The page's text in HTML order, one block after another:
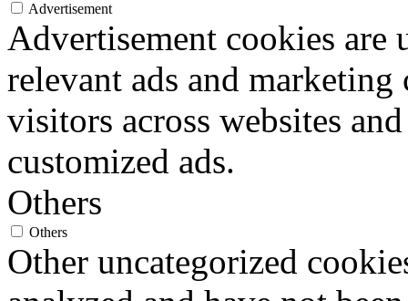
Advertisement
Advertisement cookies
relevant ads and marketing
visitors across websites
customized ads.
Others
Others
Other uncategorized